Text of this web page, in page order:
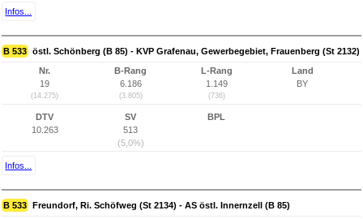
Infos...
B 533 östl. Schönberg (B 85) - KVP Grafenau, Gewerbegebiet, Frauenberg (St 2132)
Nr.
19
(14.275)
B-Rang
6.186
(3.805)
L-Rang
1.149
(736)
Land
BY
DTV
10.263
SV
513
(5,0%)
BPL
Infos...
B 533 Freundorf, Ri. Schöfweg (St 2134) - AS östl. Innernzell (B 85)